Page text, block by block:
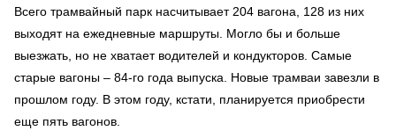
Всего трамвайный парк насчитывает 204 вагона, 128 из них
выходят на ежедневные маршруты. Могло бы и больше
выезжать, но не хватает водителей и кондукторов. Самые
старые вагоны – 84-го года выпуска. Новые трамваи завезли в
прошлом году. В этом году, кстати, планируется приобрести
еще пять вагонов.